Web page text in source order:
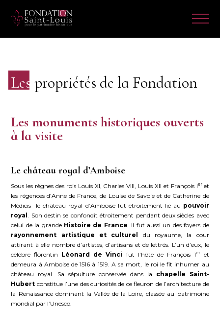
Les propriétés de la Fondation
Les monuments historiques ouverts
à la visite
Le château royal d’Amboise
Sous les règnes des rois Louis XI, Charles VIII, Louis XII et François Ier et
les régences d’Anne de France, de Louise de Savoie et de Catherine de
Médicis le château royal d’Amboise fut étroitement lié au pouvoir
royal . Son destin se confondit étroitement pendant deux siècles avec
celui de la grande Histoire de France . Il fut aussi un des foyers de
rayonnement artistique et culturel du royaume, la cour
attirant à elle nombre d’artistes, d’artisans et de lettrés. L’un d’eux, le
célèbre florentin Léonard de Vinci fut l’hôte de François 1eret
demeura à Amboise de 1516 à 1519. A sa mort, le roi le fit inhumer au
château royal. Sa sépulture conservée dans la chapelle Saint-
Hubert constitue l’une des curiosités de ce fleuron de l’architecture de
la Renaissance dominant la Vallée de la Loire, classée au patrimoine
mondial par l’Unesco.